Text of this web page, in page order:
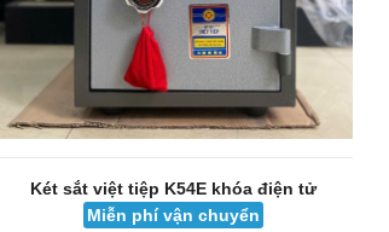
Két sắt việt tiệp K54E khóa điện tử
Miễn phí vận chuyển